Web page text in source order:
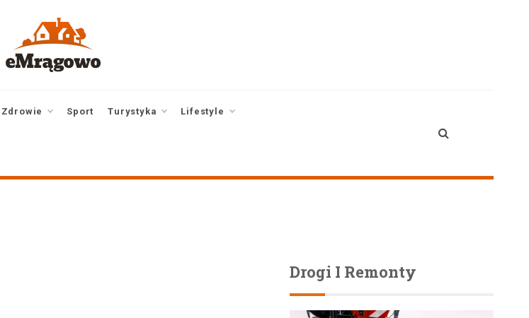
newsy
Zdrowie Sport Turystyka Lifestyle
Drogi I Remonty